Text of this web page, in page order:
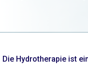
Die Hydrotherapie ist